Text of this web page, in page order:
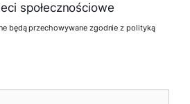
społecznościowe
będą przechowywane zgodnie z polityką